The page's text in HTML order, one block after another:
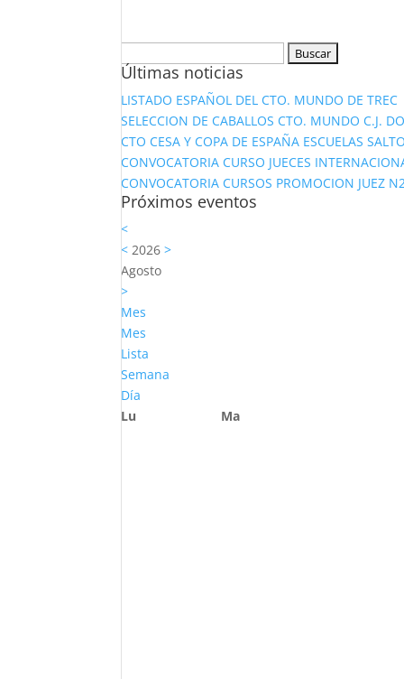
Últimas noticias
LISTADO ESPAÑOL DEL CTO. MUNDO DE TREC
SELECCION DE CABALLOS CTO. MUNDO C.J.
CTO CESA Y COPA DE ESPAÑA ESCUELAS
CONVOCATORIA CURSO JUECES
CONVOCATORIA CURSOS PROMOCION JUEZ
Próximos eventos
<
< 2026>
Agosto
>
Mes
Mes
Lista
Semana
Día
Lu
Ma